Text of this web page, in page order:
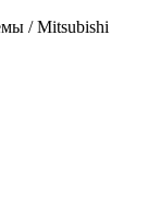
/ Mitsubishi